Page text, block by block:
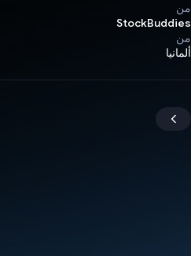
من
StockBuddies
من
ألمانيا